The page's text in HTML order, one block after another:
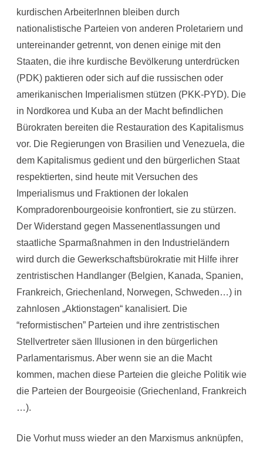
kurdischen ArbeiterInnen bleiben durch
nationalistische Parteien von anderen Proletariern und
untereinander getrennt, von denen einige mit den
Staaten, die ihre kurdische Bevölkerung unterdrücken
(PDK) paktieren oder sich auf die russischen oder
amerikanischen Imperialismen stützen (PKK-PYD). Die
in Nordkorea und Kuba an der Macht befindlichen
Bürokraten bereiten die Restauration des Kapitalismus
vor. Die Regierungen von Brasilien und Venezuela, die
dem Kapitalismus gedient und den bürgerlichen Staat
respektierten, sind heute mit Versuchen des
Imperialismus und Fraktionen der lokalen
Kompradorenbourgeoisie konfrontiert, sie zu stürzen.
Der Widerstand gegen Massenentlassungen und
staatliche Sparmaßnahmen in den Industrieländern
wird durch die Gewerkschaftsbürokratie mit Hilfe ihrer
zentristischen Handlanger (Belgien, Kanada, Spanien,
Frankreich, Griechenland, Norwegen, Schweden…) in
zahnlosen „Aktionstagen“ kanalisiert. Die
“reformistischen” Parteien und ihre zentristischen
Stellvertreter säen Illusionen in den bürgerlichen
Parlamentarismus. Aber wenn sie an die Macht
kommen, machen diese Parteien die gleiche Politik wie
die Parteien der Bourgeoisie (Griechenland, Frankreich
…).
Die Vorhut muss wieder an den Marxismus anknüpfen,